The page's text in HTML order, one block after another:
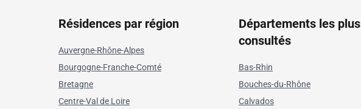
Résidences par région
Auvergne-Rhône-Alpes
Bourgogne-Franche-Comté
Bretagne
Centre-Val de Loire
Départements les plus
consultés
Bas-Rhin
Bouches-du-Rhône
Calvados